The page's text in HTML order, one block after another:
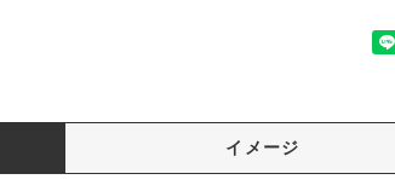
イメージ